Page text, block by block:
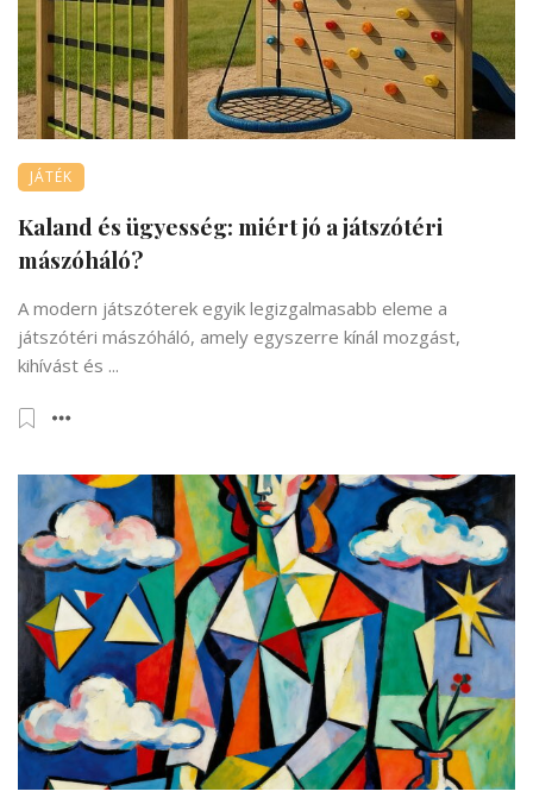
JÁTÉK
Kaland és ügyesség: miért jó a játszótéri
mászóháló?
A modern játszóterek egyik legizgalmasabb eleme a
játszótéri mászóháló, amely egyszerre kínál mozgást,
kihívást és ...